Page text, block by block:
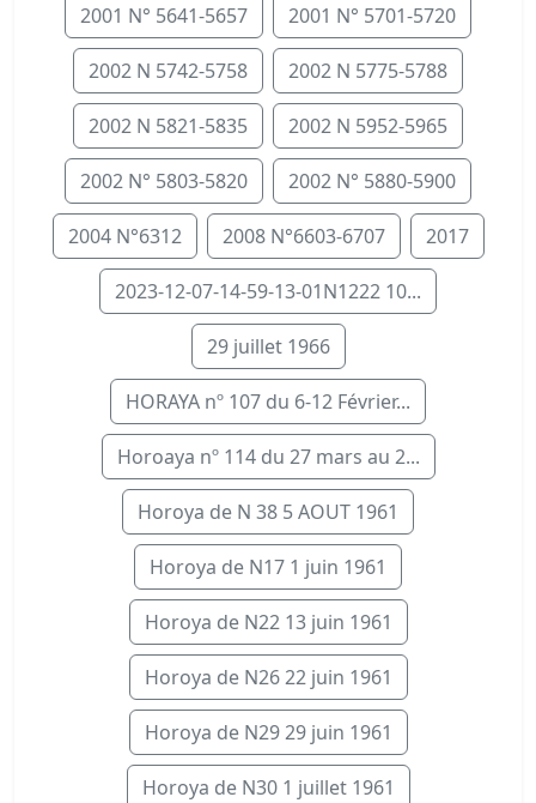
2001 N° 5641-5657 2001 N° 5701-5720
2002 N 5742-5758 2002 N 5775-5788
2002 N 5821-5835 2002 N 5952-5965
2002 N° 5803-5820 2002 N° 5880-5900
2004 N°6312 2008 N°6603-6707 2017
2023-12-07-14-59-13-01N1222 10...
29 juillet 1966
HORAYA nº 107 du 6-12 Février...
Horoaya nº 114 du 27 mars au 2...
Horoya de N 38 5 AOUT 1961
Horoya de N17 1 juin 1961
Horoya de N22 13 juin 1961
Horoya de N26 22 juin 1961
Horoya de N29 29 juin 1961
Horoya de N30 1 juillet 1961